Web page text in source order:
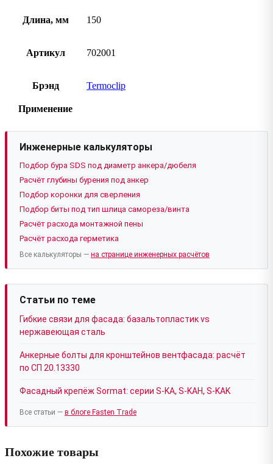
Длина, мм 150
Артикул 702001
Брэнд Termoclip
Применение
Инженерные калькуляторы
Подбор бура SDS под диаметр анкера/дюбеля
Расчёт глубины бурения под анкер
Подбор коронки для сверления
Подбор биты под тип шлица самореза/винта
Расчёт расхода монтажной пены
Расчёт расхода герметика
Все калькуляторы — на странице инженерных расчётов
Статьи по теме
Гибкие связи для фасада: базальтопластик vs
нержавеющая сталь
Анкерные болты для кронштейнов вентфасада: расчёт
по СП 20.13330
Фасадный крепёж Sormat: серии S-KA, S-KAH, S-KAK
Все статьи — в блоге Fasten Trade
Похожие товары